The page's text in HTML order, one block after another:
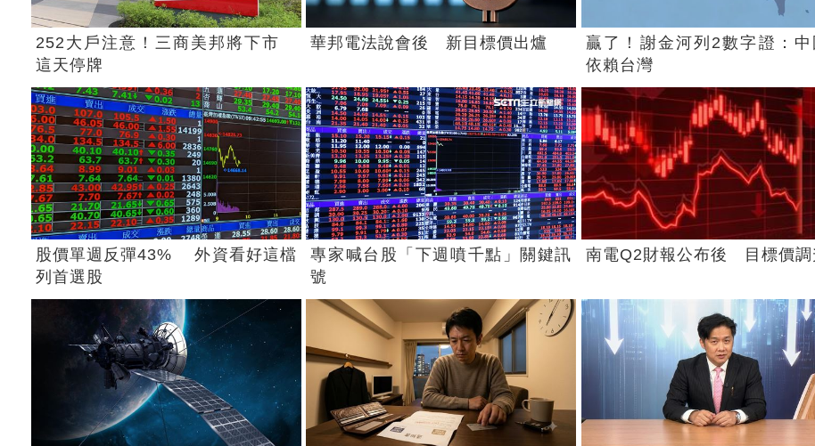
252大戶注意！三商美邦將下市
這天停牌
華邦電法說會後 新目標價出爐
贏了！謝金河列2數字證：中
依賴台灣
股價單週反彈43% 外資看好這檔
列首選股
專家喊台股「下週噴千點」關鍵訊
號
南電Q2財報公布後 目標價調